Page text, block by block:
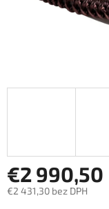
€2 990,50
€2 431,30 bez DPH